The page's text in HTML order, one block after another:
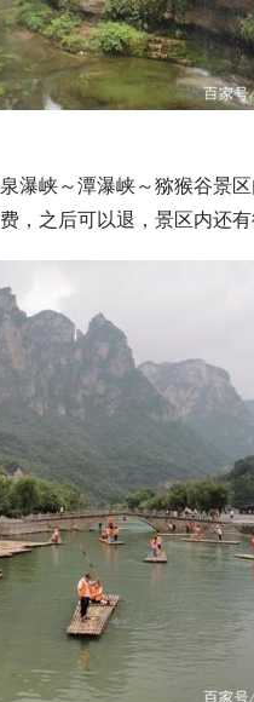
瀑峡～潭瀑峡～猕猴谷景
，之后可以退，景区内还